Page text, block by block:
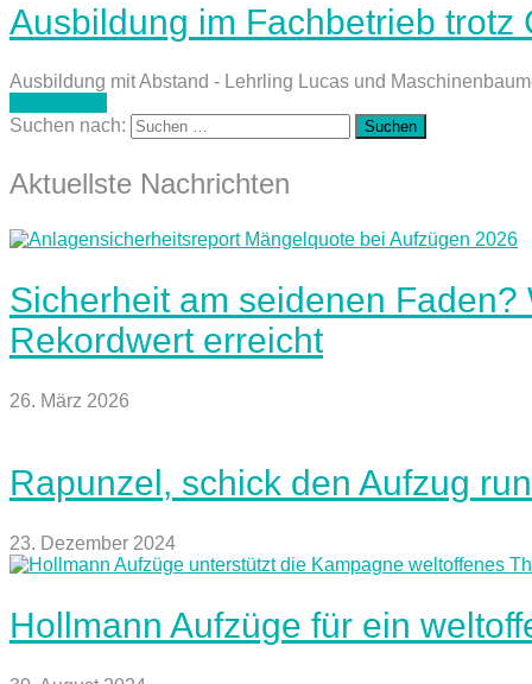
Ausbildung im Fachbetrieb trotz
Ausbildung mit Abstand - Lehrling Lucas und
Suchen nach:
Aktuellste Nachrichten
Sicherheit am seidenen
Rekordwert erreicht
26. März 2026
Rapunzel, schick den Aufzug
23. Dezember 2024
Hollmann Aufzüge für ein